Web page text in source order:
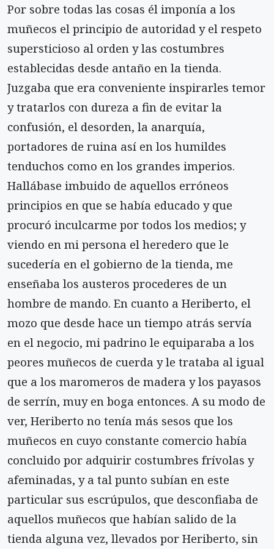
Por sobre todas las cosas él imponía a los
muñecos el principio de autoridad y el respeto
supersticioso al orden y las costumbres
establecidas desde antaño en la tienda.
Juzgaba que era conveniente inspirarles temor
y tratarlos con dureza a fin de evitar la
confusión, el desorden, la anarquía,
portadores de ruina así en los humildes
tenduchos como en los grandes imperios.
Hallábase imbuido de aquellos erróneos
principios en que se había educado y que
procuró inculcarme por todos los medios; y
viendo en mi persona el heredero que le
sucedería en el gobierno de la tienda, me
enseñaba los austeros procederes de un
hombre de mando. En cuanto a Heriberto, el
mozo que desde hace un tiempo atrás servía
en el negocio, mi padrino le equiparaba a los
peores muñecos de cuerda y le trataba al igual
que a los maromeros de madera y los payasos
de serrín, muy en boga entonces. A su modo de
ver, Heriberto no tenía más sesos que los
muñecos en cuyo constante comercio había
concluido por adquirir costumbres frívolas y
afeminadas, y a tal punto subían en este
particular sus escrúpulos, que desconfiaba de
aquellos muñecos que habían salido de la
tienda alguna vez, llevados por Heriberto, sin